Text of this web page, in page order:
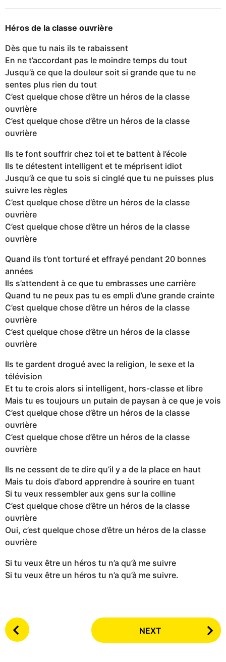
Héros de la classe ouvrière
Dès que tu nais ils te rabaissent
En ne t’accordant pas le moindre temps du tout
Jusqu’à ce que la douleur soit si grande que tu ne
sentes plus rien du tout
C’est quelque chose d’être un héros de la classe
ouvrière
C’est quelque chose d’être un héros de la classe
ouvrière
Ils te font souffrir chez toi et te battent à l’école
Ils te détestent intelligent et te méprisent idiot
Jusqu’à ce que tu sois si cinglé que tu ne puisses plus
suivre les règles
C’est quelque chose d’être un héros de la classe
ouvrière
C’est quelque chose d’être un héros de la classe
ouvrière
Quand ils t’ont torturé et effrayé pendant 20 bonnes
années
Ils s’attendent à ce que tu embrasses une carrière
Quand tu ne peux pas tu es empli d’une grande crainte
C’est quelque chose d’être un héros de la classe
ouvrière
C’est quelque chose d’être un héros de la classe
ouvrière
Ils te gardent drogué avec la religion, le sexe et la
télévision
Et tu te crois alors si intelligent, hors-classe et libre
Mais tu es toujours un putain de paysan à ce que je vois
C’est quelque chose d’être un héros de la classe
ouvrière
C’est quelque chose d’être un héros de la classe
ouvrière
Ils ne cessent de te dire qu’il y a de la place en haut
Mais tu dois d’abord apprendre à sourire en tuant
Si tu veux ressembler aux gens sur la colline
C’est quelque chose d’être un héros de la classe
ouvrière
Oui, c’est quelque chose d’être un héros de la classe
ouvrière
Si tu veux être un héros tu n’a qu’à me suivre
Si tu veux être un héros tu n’a qu’à me suivre.
P
o
NEXT